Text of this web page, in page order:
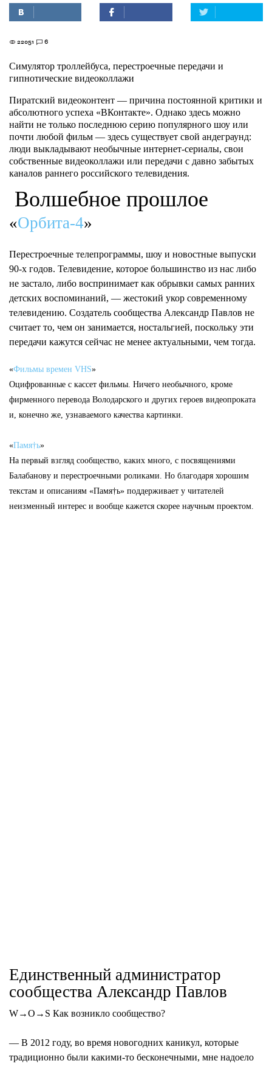
22051 6
Симулятор троллейбуса, перестроечные передачи и
гипнотические видеоколлажи
Пиратский видеоконтент — причина постоянной критики и
абсолютного успеха «ВКонтакте». Однако здесь можно
найти не только последнюю серию популярного шоу или
почти любой фильм — здесь существует свой андеграунд:
люди выкладывают необычные интернет-сериалы, свои
собственные видеоколлажи или передачи с давно забытых
каналов раннего российского телевидения.
Волшебное прошлое
«Орбита-4»
Перестроечные телепрограммы, шоу и новостные выпуски
90-х годов. Телевидение, которое большинство из нас либо
не застало, либо воспринимает как обрывки самых ранних
детских воспоминаний, — жестокий укор современному
телевидению. Создатель сообщества Александр Павлов не
считает то, чем он занимается, ностальгией, поскольку эти
передачи кажутся сейчас не менее актуальными, чем тогда.
«Фильмы времен VHS»
Оцифрованные с кассет фильмы. Ничего необычного, кроме
фирменного перевода Володарского и других героев видеопроката
и, конечно же, узнаваемого качества картинки.
«Памя†ь»
На первый взгляд сообщество, каких много, с посвящениями
Балабанову и перестроечными роликами. Но благодаря хорошим
текстам и описаниям «Памя†ь» поддерживает у читателей
неизменный интерес и вообще кажется скорее научным проектом.
Единственный администратор
сообщества Александр Павлов
W→O→S Как возникло сообщество?
— В 2012 году, во время новогодних каникул, которые
традиционно были какими-то бесконечными, мне надоело